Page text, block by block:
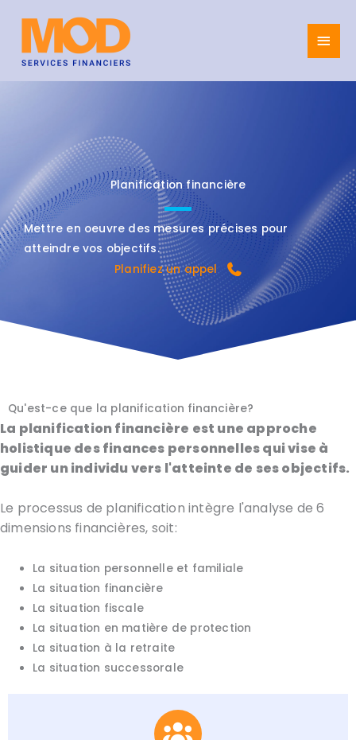
content
Main
Planification financière
Mettre en oeuvre des mesures précises pour
atteindre vos objectifs.
Planifiez un appel
Qu'est-ce que la planification financière?
La planification financière est une approche
holistique des finances personnelles qui vise à
guider un individu vers l'atteinte de ses objectifs.
Le processus de planification intègre l'analyse de 6
dimensions financières, soit:
La situation personnelle et familiale
La situation financière
La situation fiscale
La situation en matière de protection
La situation à la retraite
La situation successorale